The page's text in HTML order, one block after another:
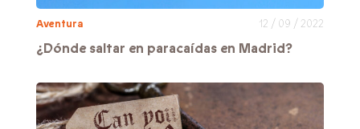
Aventura 12 / 09 / 2022
¿Dónde saltar en paracaídas en Madrid?